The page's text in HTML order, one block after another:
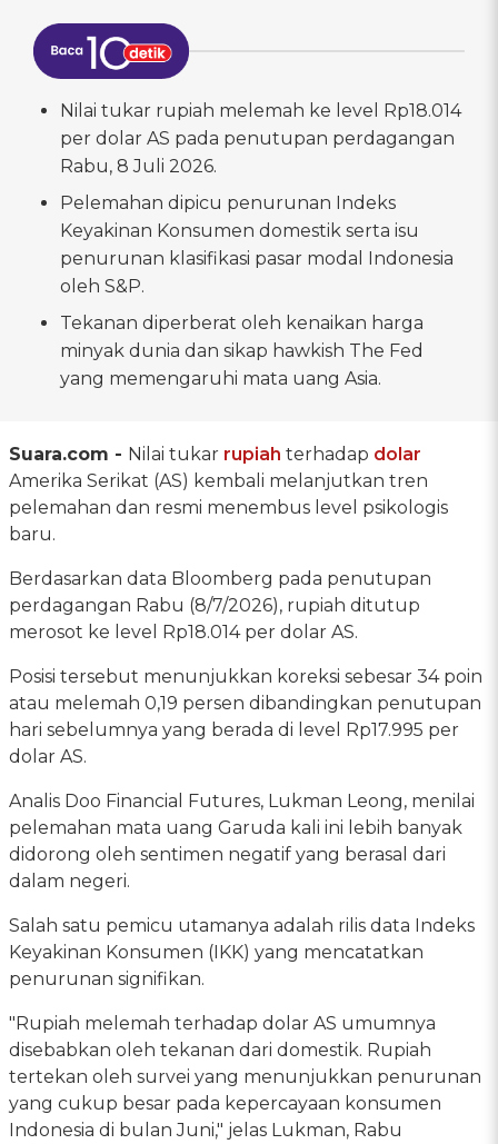
Nilai tukar rupiah melemah ke level Rp18.014
per dolar AS pada penutupan perdagangan
Rabu, 8 Juli 2026.
Pelemahan dipicu penurunan Indeks
Keyakinan Konsumen domestik serta isu
penurunan klasifikasi pasar modal Indonesia
oleh S&P.
Tekanan diperberat oleh kenaikan harga
minyak dunia dan sikap hawkish The Fed
yang memengaruhi mata uang Asia.
Suara.com - Nilai tukar rupiah terhadap dolar
Amerika Serikat (AS) kembali melanjutkan tren
pelemahan dan resmi menembus level psikologis
baru.
Berdasarkan data Bloomberg pada penutupan
perdagangan Rabu (8/7/2026), rupiah ditutup
merosot ke level Rp18.014 per dolar AS.
Posisi tersebut menunjukkan koreksi sebesar 34 poin
atau melemah 0,19 persen dibandingkan penutupan
hari sebelumnya yang berada di level Rp17.995 per
dolar AS.
Analis Doo Financial Futures, Lukman Leong, menilai
pelemahan mata uang Garuda kali ini lebih banyak
didorong oleh sentimen negatif yang berasal dari
dalam negeri.
Salah satu pemicu utamanya adalah rilis data Indeks
Keyakinan Konsumen (IKK) yang mencatatkan
penurunan signifikan.
"Rupiah melemah terhadap dolar AS umumnya
disebabkan oleh tekanan dari domestik. Rupiah
tertekan oleh survei yang menunjukkan penurunan
yang cukup besar pada kepercayaan konsumen
Indonesia di bulan Juni," jelas Lukman, Rabu